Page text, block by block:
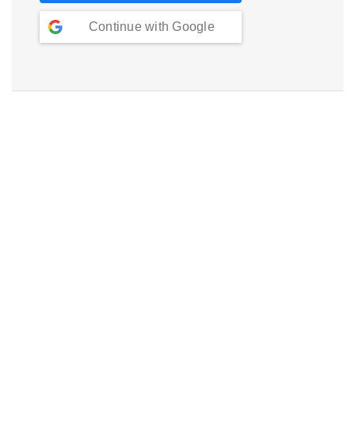
Continue with Google